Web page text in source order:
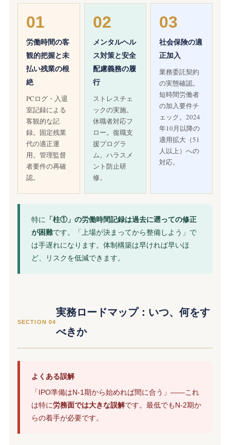
01
労働時間の客
観的把握と未
払い残業の根
絶
PCログ・入退
室記録による
客観的な記
録。固定残業
代の適正運
用。管理監督
者要件の再確
認。
02
メンタルヘル
ス対策と安全
配慮義務の履
行
ストレスチェ
ックの実施。
休職者対応フ
ロー。復職支
援プログラ
ム。ハラスメ
ント防止研
修。
03
社会保険の適
正加入
業務委託契約
の実態確認。
短時間労働者
の加入要件チ
ェック。2024
年10月以降の
適用拡大（51
人以上）への
対応。
特に
「柱①」の労働時間記録は過去に遡っての修正
が困難です。「上場が決まってから整備しよう」で
は手遅れになります。体制構築は早ければ早いほ
ど、リスクを低減できます。
SECTION 04
実務ロードマップ：いつ、何をす
べきか
よくある誤解
「IPO準備はN-1期から始めれば間に合う」——これ
は特に労務面では大きな誤解です。最低でもN-2期か
らの着手が必要です。